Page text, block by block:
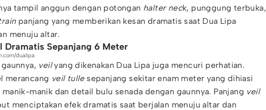
tampil anggun dengan potongan halter neck, punggung terbuka,
panjang yang memberikan kesan dramatis saat Dua Lipa
menuju altar.
Dramatis Sepanjang 6 Meter
dualipa
veilyang dikenakan Dua Lipa juga mencuri perhatian.
merancang veil tullesepanjang sekitar enam meter yang dihiasi
manik dan detail bulu senada dengan gaunnya. Panjang veil
menciptakan efek dramatis saat berjalan menuju altar dan